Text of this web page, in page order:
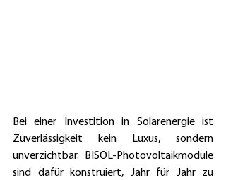
Bei einer Investition in Solarenergie ist
Zuverlässigkeit kein Luxus, sondern
unverzichtbar. BISOL-Photovoltaikmodule
sind dafür konstruiert, Jahr für Jahr zu